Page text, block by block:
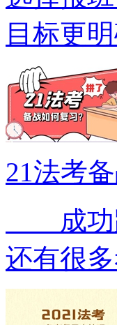
目标更
21法考
成功路
还有很